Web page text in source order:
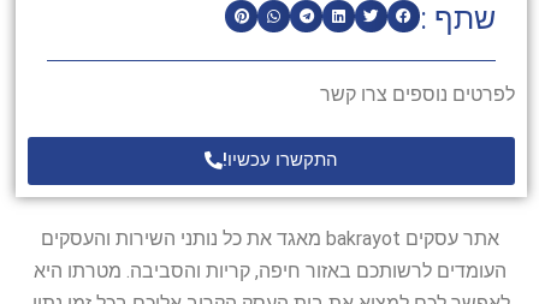
שתף :
לפרטים נוספים צרו קשר
התקשרו עכשיו!
אתר עסקים bakrayot מאגד את כל נותני השירות והעסקים
העומדים לרשותכם באזור חיפה, קריות והסביבה. מטרתו היא